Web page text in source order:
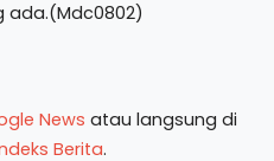
ada.(Mdc0802)
News atau langsung di
Berita.